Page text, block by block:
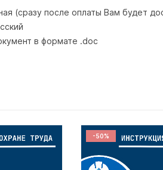
(сразу после оплаты Вам будет
в формате .doc
-50%